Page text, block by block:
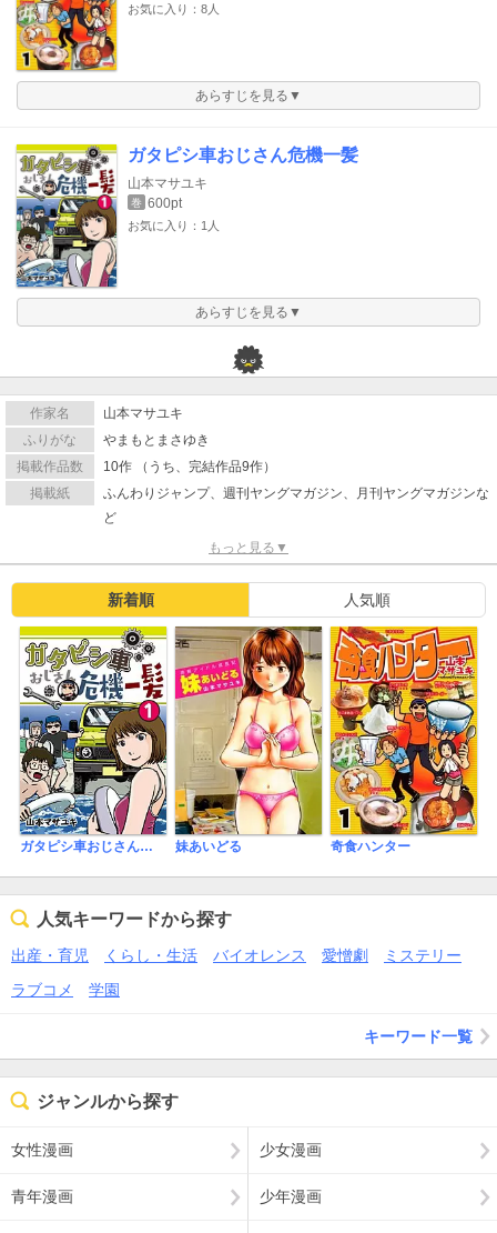
お気に入り：8人
あらすじを見る▼
ガタピシ車おじさん危機一髪
山本マサユキ
巻 600pt
お気に入り：1人
あらすじを見る▼
作家名
山本マサユキ
ふりがな
やまもとまさゆき
掲載作品数
10作 （うち、完結作品9作）
掲載紙
ふんわりジャンプ、週刊ヤングマガジン、月刊ヤングマガジンな
ど
もっと見る▼
新着順 人気順
ガタピシ車おじさん危機一髪 妹あいどる 奇食ハンター
人気キーワードから探す
出産・育児 くらし・生活 バイオレンス 愛憎劇
ミステリー
ラブコメ
学園
キーワード一覧
ジャンルから探す
女性漫画 少女漫画
青年漫画 少年漫画